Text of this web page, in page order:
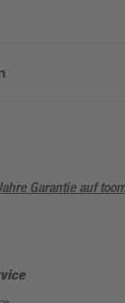
Garantie auf